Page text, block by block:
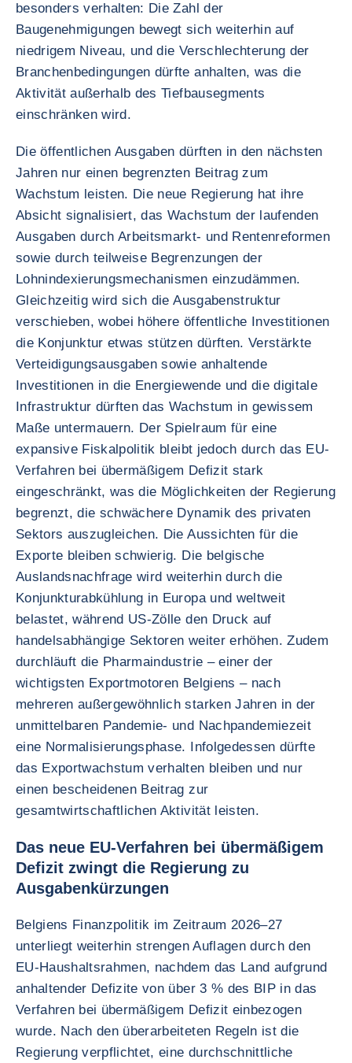
besonders verhalten: Die Zahl der
Baugenehmigungen bewegt sich weiterhin auf
niedrigem Niveau, und die Verschlechterung der
Branchenbedingungen dürfte anhalten, was die
Aktivität außerhalb des Tiefbausegments
einschränken wird.
Die öffentlichen Ausgaben dürften in den nächsten
Jahren nur einen begrenzten Beitrag zum
Wachstum leisten. Die neue Regierung hat ihre
Absicht signalisiert, das Wachstum der laufenden
Ausgaben durch Arbeitsmarkt- und Rentenreformen
sowie durch teilweise Begrenzungen der
Lohnindexierungsmechanismen einzudämmen.
Gleichzeitig wird sich die Ausgabenstruktur
verschieben, wobei höhere öffentliche Investitionen
die Konjunktur etwas stützen dürften. Verstärkte
Verteidigungsausgaben sowie anhaltende
Investitionen in die Energiewende und die digitale
Infrastruktur dürften das Wachstum in gewissem
Maße untermauern. Der Spielraum für eine
expansive Fiskalpolitik bleibt jedoch durch das EU-
Verfahren bei übermäßigem Defizit stark
eingeschränkt, was die Möglichkeiten der Regierung
begrenzt, die schwächere Dynamik des privaten
Sektors auszugleichen. Die Aussichten für die
Exporte bleiben schwierig. Die belgische
Auslandsnachfrage wird weiterhin durch die
Konjunkturabkühlung in Europa und weltweit
belastet, während US-Zölle den Druck auf
handelsabhängige Sektoren weiter erhöhen. Zudem
durchläuft die Pharmaindustrie – einer der
wichtigsten Exportmotoren Belgiens – nach
mehreren außergewöhnlich starken Jahren in der
unmittelbaren Pandemie- und Nachpandemiezeit
eine Normalisierungsphase. Infolgedessen dürfte
das Exportwachstum verhalten bleiben und nur
einen bescheidenen Beitrag zur
gesamtwirtschaftlichen Aktivität leisten.
Das neue EU-Verfahren bei übermäßigem
Defizit zwingt die Regierung zu
Ausgabenkürzungen
Belgiens Finanzpolitik im Zeitraum 2026–27
unterliegt weiterhin strengen Auflagen durch den
EU-Haushaltsrahmen, nachdem das Land aufgrund
anhaltender Defizite von über 3 % des BIP in das
Verfahren bei übermäßigem Defizit einbezogen
wurde. Nach den überarbeiteten Regeln ist die
Regierung verpflichtet, eine durchschnittliche